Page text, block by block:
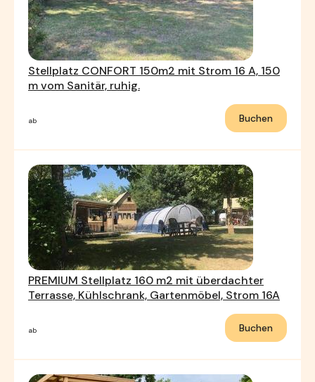
Stellplatz CONFORT 150m2 mit Strom 16 A, 150
m vom Sanitär, ruhig.
ab Buchen
PREMIUM Stellplatz 160 m2 mit überdachter
Terrasse, Kühlschrank, Gartenmöbel, Strom 16A
ab Buchen